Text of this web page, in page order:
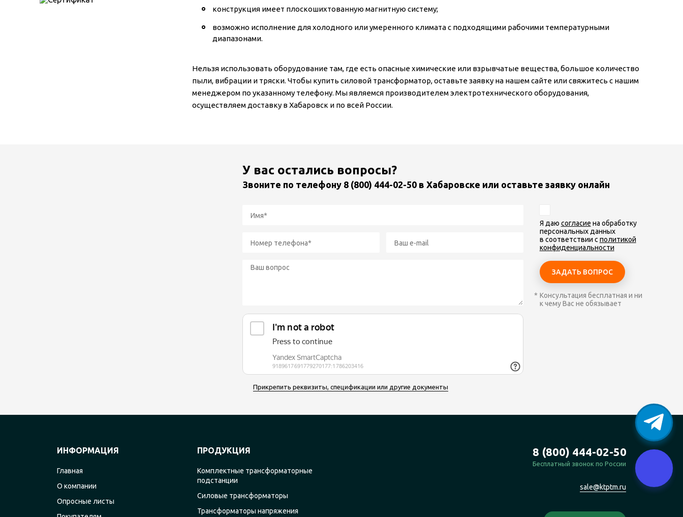
конструкция имеет плоскошихтованную магнитную систему;
возможно исполнение для холодного или умеренного климата с подходящими рабочими температурными
диапазонами.
Нельзя использовать оборудование там, где есть опасные химические или взрывчатые вещества, большое количество
пыли, вибрации и тряски. Чтобы купить силовой трансформатор, оставьте заявку на нашем сайте или свяжитесь с нашим
менеджером по указанному телефону. Мы являемся производителем электротехнического оборудования,
осуществляем доставку в Хабаровск и по всей России.
У вас остались вопросы?
Звоните по телефону 8 (800) 444-02-50 в Хабаровске или оставьте заявку онлайн
Прикрепить реквизиты, спецификации или другие документы
Я даю согласие на обработку
персональных данных
в соответствии с политикой
конфиденциальности
Консультация бесплатная и ни
к чему Вас не обязывает
8 (800) 444-02-50
Бесплатный звонок по России
sale@ktptm.ru
ИНФОРМАЦИЯ
Главная
О компании
Опросные листы
ПРОДУКЦИЯ
Комплектные трансформаторные
подстанции
Силовые трансформаторы
Трансформаторы напряжения